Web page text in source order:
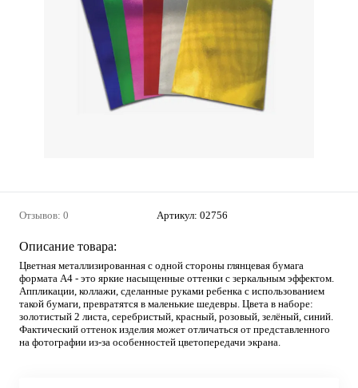
Отзывов: 0 Артикул: 02756
Описание товара:
Цветная металлизированная с одной стороны глянцевая бумага
формата А4 - это яркие насыщенные оттенки с зеркальным эффектом.
Аппликации, коллажи, сделанные руками ребенка с использованием
такой бумаги, превратятся в маленькие шедевры. Цвета в наборе:
золотистый 2 листа, серебристый, красный, розовый, зелёный, синий.
Фактический оттенок изделия может отличаться от представленного
на фотографии из-за особенностей цветопередачи экрана.